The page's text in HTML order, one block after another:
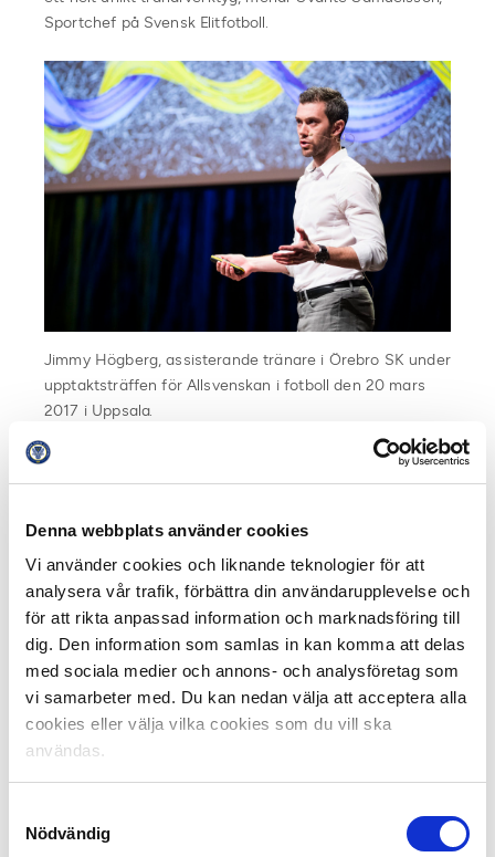
Denna webbplats använder cookies
Vi använder cookies och liknande teknologier för att
analysera vår trafik, förbättra din användarupplevelse och
för att rikta anpassad information och marknadsföring till
dig. Den information som samlas in kan komma att delas
med sociala medier och annons- och analysföretag som
vi samarbeter med. Du kan nedan välja att acceptera alla
cookies eller välja vilka cookies som du vill ska
användas.
Nödvändig
Sportchef på Svensk Elitfotboll.
Jimmy Högberg, assisterande tränare i Örebro SK under
upptaktsträffen för Allsvenskan i fotboll den 20 mars
2017 i Uppsala.
Foto: Andreas L Eriksson / Bildbyrån / kod AE / Cop 106
Jimmy Högberg, assisterande tränare i Örebro SK
långsiktigt arbete där det dels gäller att hitta ett så
komplett analysverktyg som möjligt, men dels också
utveckla svensk fotboll så mycket som möjligt.
– Vi är väldigt duktiga på att samarbeta över gränserna
i Sverige. Vi vill varandra väl och vi gör det tillsammans.
Alla blir bättre av det för det gynnar utvecklingen
jättemycket. Vi jobbar med utbildning, utveckling och
samarbete och vi pushar varandra till att bli bättre,
– Vår ambition att skapa ett heltäckande analyssystem.
Det är ett pågående utvecklingsarbete och vi är inte